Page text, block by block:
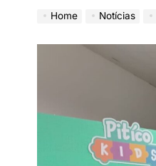
Home Notícias